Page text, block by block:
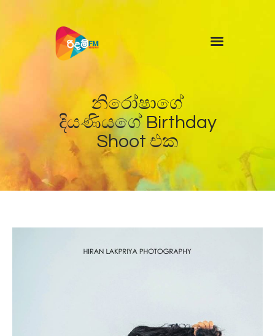
නිරෝෂාගේ
දියණියගේ Birthday
Shoot එක
News